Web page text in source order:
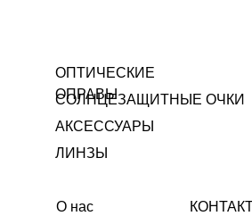
ОПТИЧЕСКИЕ
ОПРАВЫ
СОЛНЦЕЗАЩИТНЫЕ ОЧКИ
О нас
ЛИНЗЫ
АКСЕССУАРЫ